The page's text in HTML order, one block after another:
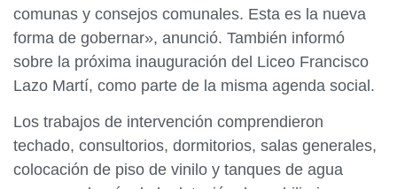
comunas y consejos comunales. Esta es la nueva
forma de gobernar», anunció. También informó
sobre la próxima inauguración del Liceo Francisco
Lazo Martí, como parte de la misma agenda social.
Los trabajos de intervención comprendieron
techado, consultorios, dormitorios, salas generales,
colocación de piso de vinilo y tanques de agua